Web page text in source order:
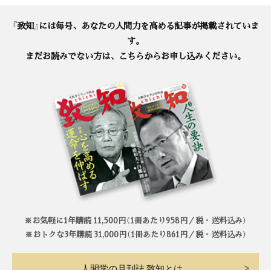
『致知』には毎号、あなたの人間力を高める記事が掲載されていま
す。
まだお読みでない方は、こちらからお申し込みください。
※お気軽に1年購読 11,500円（1冊あたり958円／税・送料込み）
※おトクな3年購読 31,000円（1冊あたり861円／税・送料込み）